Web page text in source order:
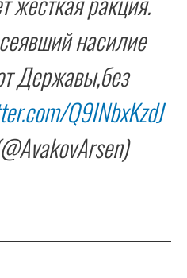
насилие
Державы,без
Q9INbxKzdJ